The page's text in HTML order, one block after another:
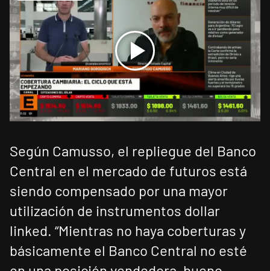
Según Camusso, el repliegue del Banco
Central en el mercado de futuros está
siendo compensado por una mayor
utilización de instrumentos dollar
linked. “Mientras no haya coberturas y
básicamente el Banco Central no esté